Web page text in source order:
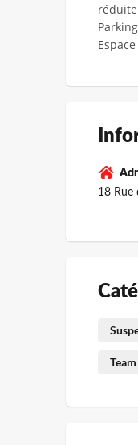
18 Rue